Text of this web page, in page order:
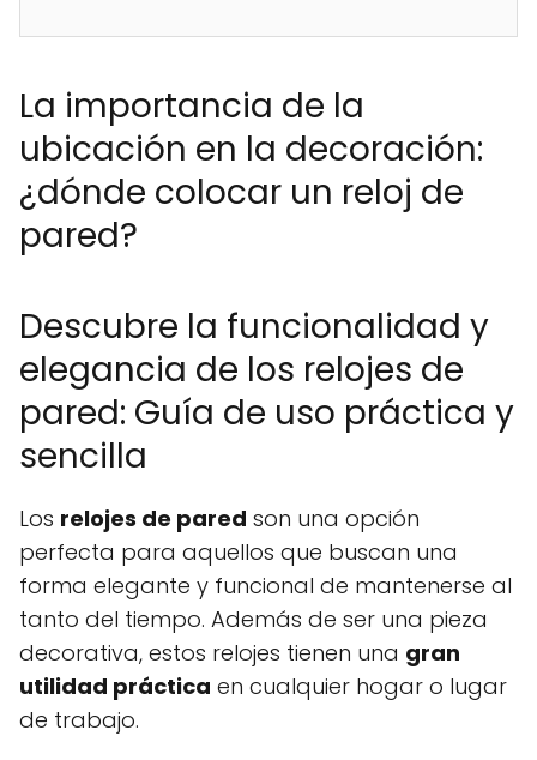
La importancia de la
ubicación en la decoración:
¿dónde colocar un reloj de
pared?
Descubre la funcionalidad y
elegancia de los relojes de
pared: Guía de uso práctica y
sencilla
Los relojes de pared son una opción
perfecta para aquellos que buscan una
forma elegante y funcional de mantenerse al
tanto del tiempo. Además de ser una pieza
decorativa, estos relojes tienen una gran
utilidad práctica en cualquier hogar o lugar
de trabajo.